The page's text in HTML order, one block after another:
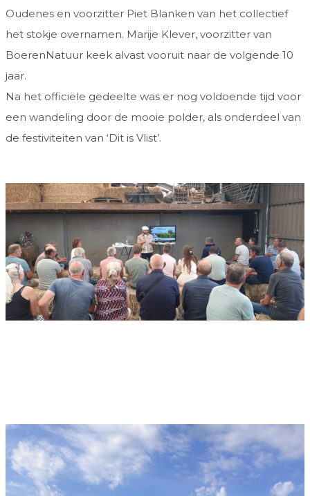
Oudenes en voorzitter Piet Blanken van het collectief
het stokje overnamen. Marije Klever, voorzitter van
BoerenNatuur keek alvast vooruit naar de volgende 10
jaar.
Na het officiële gedeelte was er nog voldoende tijd voor
een wandeling door de mooie polder, als onderdeel van
de festiviteiten van ‘Dit is Vlist’.